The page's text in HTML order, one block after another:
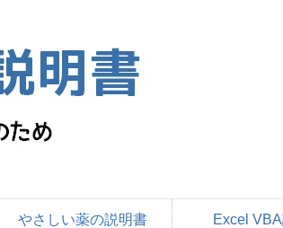
やさしい薬の説明書 Excel